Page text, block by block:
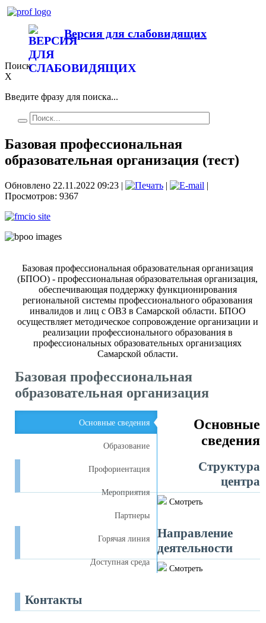
Версия для слабовидящих
Поиск
X
Введите фразу для поиска...
Базовая профессиональная
образовательная организация (тест)
Обновлено 22.11.2022 09:23 | |
|
Просмотров: 9367
Базовая профессиональная образовательная организация
(БПОО) - профессиональная образовательная организация,
обеспечивающая поддержку функционирования
региональной системы профессионального образования
инвалидов и лиц с ОВЗ в Самарской области. БПОО
осуществляет методическое сопровождение организации и
реализации профессионального образования в
профессиональных образовательных организациях
Самарской области.
Базовая профессиональная
образовательная организация
Основные сведения
Образование
Профориентация
Мероприятия
Партнеры
Горячая линия
Доступная среда
Основные
сведения
Структура
центра
Смотреть
Направление
деятельности
Смотреть
Контакты